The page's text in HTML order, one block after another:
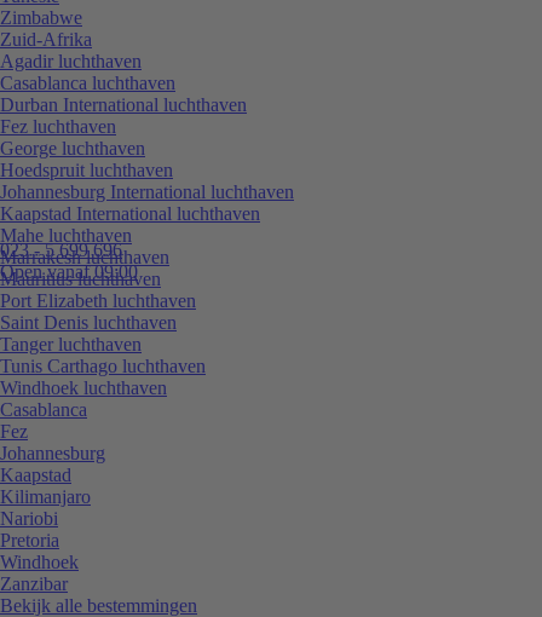
023 - 5 699 696
Open vanaf 09:00
Zimbabwe
Zuid-Afrika
Agadir luchthaven
Casablanca luchthaven
Durban International luchthaven
Fez luchthaven
George luchthaven
Hoedspruit luchthaven
Johannesburg International luchthaven
Kaapstad International luchthaven
Mahe luchthaven
Marrakesh luchthaven
Mauritius luchthaven
Port Elizabeth luchthaven
Saint Denis luchthaven
Tanger luchthaven
Tunis Carthago luchthaven
Windhoek luchthaven
Casablanca
Fez
Johannesburg
Kaapstad
Kilimanjaro
Nariobi
Pretoria
Windhoek
Zanzibar
Bekijk alle bestemmingen